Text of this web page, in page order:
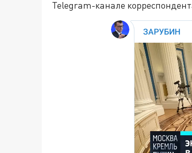
Telegram-канале